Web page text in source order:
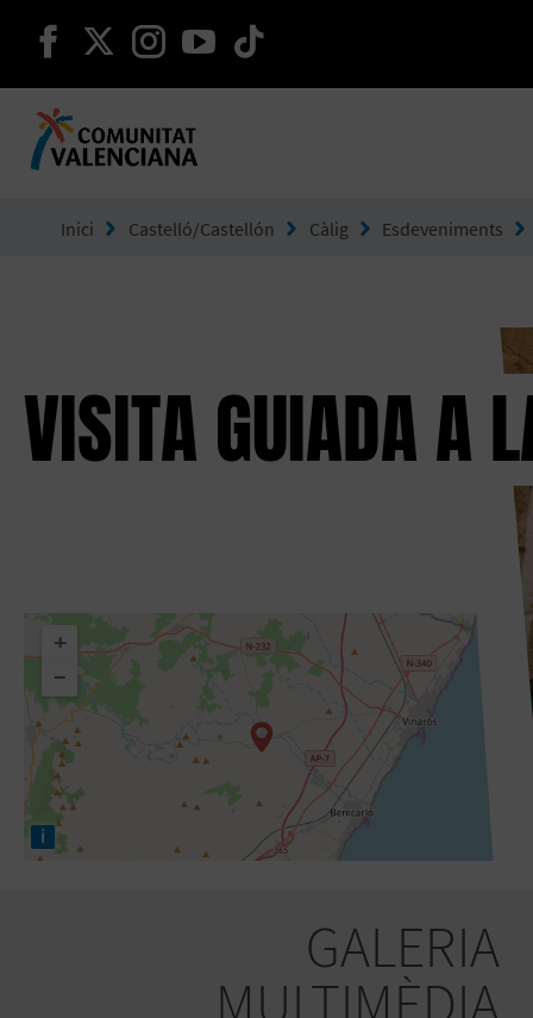
seguir en facebook
seguir en twitter
seguir en instagram
seguir en youtube
Inici Castelló/Castellón Càlig Esdeveniments
VISITA GUIADA A
+
−
i
GALERIA
MULTIMÈDIA